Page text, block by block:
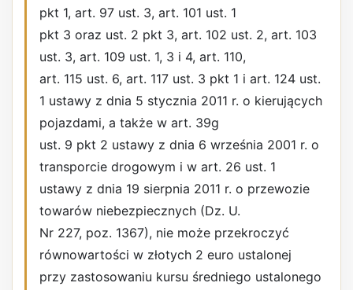
pkt 1, art. 97 ust. 3, art. 101 ust. 1
pkt 3 oraz ust. 2 pkt 3, art. 102 ust. 2, art. 103
ust. 3, art. 109 ust. 1, 3 i 4, art. 110,
art. 115 ust. 6, art. 117 ust. 3 pkt 1 i art. 124 ust.
1 ustawy z dnia 5 stycznia 2011 r. o kierujących
pojazdami, a także w art. 39g
ust. 9 pkt 2 ustawy z dnia 6 września 2001 r. o
transporcie drogowym i w art. 26 ust. 1
ustawy z dnia 19 sierpnia 2011 r. o przewozie
towarów niebezpiecznych (Dz. U.
Nr 227, poz. 1367), nie może przekroczyć
równowartości w złotych 2 euro ustalonej
przy zastosowaniu kursu średniego ustalonego